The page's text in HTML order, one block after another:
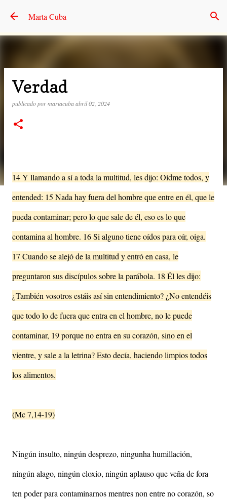
Marta Cuba
Verdad
publicado pormartacubaabril 02, 2024
14 Y llamando a sí a toda la multitud, les dijo: Oídme todos, y
entended: 15 Nada hay fuera del hombre que entre en él, que le
pueda contaminar; pero lo que sale de él, eso es lo que
contamina al hombre. 16 Si alguno tiene oídos para oír, oiga.
17 Cuando se alejó de la multitud y entró en casa, le
preguntaron sus discípulos sobre la parábola. 18 Él les dijo:
¿También vosotros estáis así sin entendimiento? ¿No entendéis
que todo lo de fuera que entra en el hombre, no le puede
contaminar, 19 porque no entra en su corazón, sino en el
vientre, y sale a la letrina? Esto decía, haciendo limpios todos
los alimentos.
(Mc 7,14-19)
Ningún insulto, ningún desprezo, ningunha humillación,
ningún alago, ningún eloxio, ningún aplauso que veña de fora
ten poder para contaminarnos mentres non entre no corazón, so